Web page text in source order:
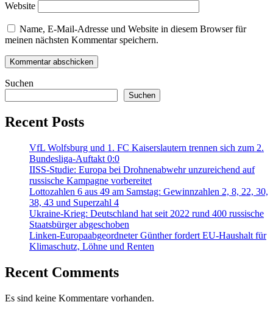
Website
Name, E-Mail-Adresse und Website in diesem Browser für
meinen nächsten Kommentar speichern.
Suchen
Suchen
Recent Posts
VfL Wolfsburg und 1. FC Kaiserslautern trennen sich zum 2.
Bundesliga-Auftakt 0:0
IISS-Studie: Europa bei Drohnenabwehr unzureichend auf
russische Kampagne vorbereitet
Lottozahlen 6 aus 49 am Samstag: Gewinnzahlen 2, 8, 22, 30,
38, 43 und Superzahl 4
Ukraine-Krieg: Deutschland hat seit 2022 rund 400 russische
Staatsbürger abgeschoben
Linken-Europaabgeordneter Günther fordert EU-Haushalt für
Klimaschutz, Löhne und Renten
Recent Comments
Es sind keine Kommentare vorhanden.